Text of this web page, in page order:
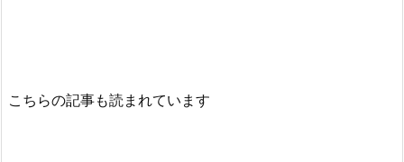
こちらの記事も読まれています